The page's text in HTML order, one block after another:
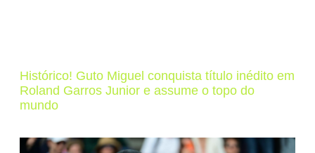
Histórico! Guto Miguel conquista título inédito em
Roland Garros Junior e assume o topo do
mundo